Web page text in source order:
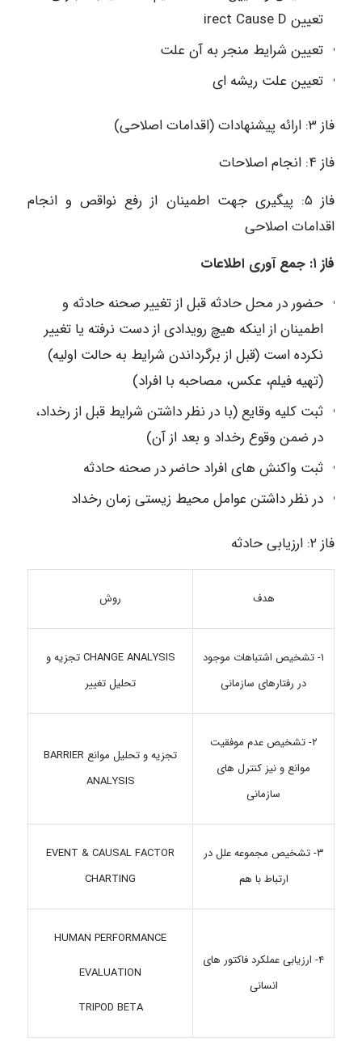
تعیین irect Cause D
تعیین شرایط منجر به آن علت
تعیین علت ریشه ای
فاز ۳: ارائه پیشنهادات (اقدامات اصلاحی)
فاز ۴: انجام اصلاحات
فاز ۵: پیگیری جهت اطمینان از رفع نواقص و انجام
اقدامات اصلاحی
فاز ۱: جمع آوری اطلاعات
حضور در محل حادثه قبل از تغییر صحنه حادثه و
اطمینان از اینکه هیچ رویدادی از دست نرفته یا تغییر
نکرده است (قبل از برگرداندن شرایط به حالت اولیه)
(تهیه فیلم، عکس، مصاحبه با افراد)
ثبت کلیه وقایع (با در نظر داشتن شرایط قبل از رخداد،
در ضمن وقوع رخداد و بعد از آن)
ثبت واکنش های افراد حاضر در صحنه حادثه
در نظر داشتن عوامل محیط زیستی زمان رخداد
فاز ۲: ارزیابی حادثه
هدف روش
۱- تشخیص اشتباهات موجود
در رفتارهای سازمانی
CHANGE ANALYSIS تجزیه و
تحلیل تغییر
۲- تشخیص عدم موفقیت
موانع و نیز کنترل های
سازمانی
تجزیه و تحلیل موانع BARRIER
ANALYSIS
۳- تشخیص مجموعه علل در
ارتباط با هم
EVENT & CAUSAL FACTOR
CHARTING
۴- ارزیابی عملکرد فاکتور های
انسانی
HUMAN PERFORMANCE
EVALUATION
TRIPOD BETA